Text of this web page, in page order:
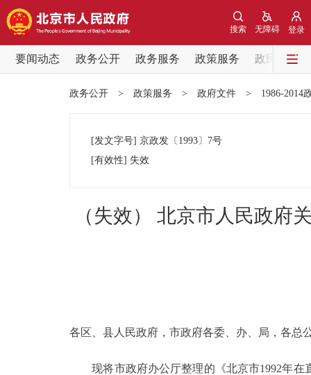
登录
无障碍
搜索
要闻动态 政务公开 政务服务 政策服务
政民互动
党中央精神
政务公开
政务公开 > 政策服务 > 政府文件 > 1986-2014
[发文字号] 京政发 〔1993〕 7号
[有效性] 失效
（失效） 北京市人民政府
各区、县人民政府，市政府各委、办、局，各总
现将市政府办公厅整理的《北京市1992年在